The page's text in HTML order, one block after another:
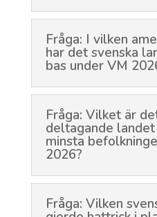
Fråga: I vilken
har det svenska
bas under VM
Fråga: Vilket är
deltagande
minsta
2026?
Fråga: Vilken